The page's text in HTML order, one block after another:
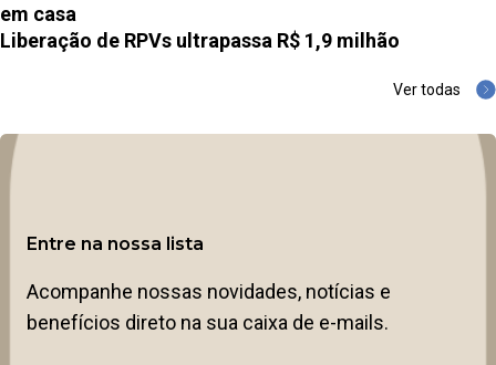
em casa
Liberação de RPVs ultrapassa R$ 1,9 milhão
Ver todas
Entre na nossa lista
Acompanhe nossas novidades, notícias e
benefícios direto na sua caixa de e-mails.